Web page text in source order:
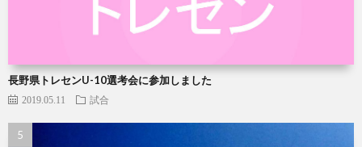
長野県トレセンU-10選考会に参加しました
2019.05.11 試合